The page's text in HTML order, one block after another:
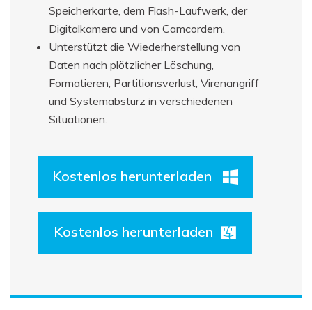
Speicherkarte, dem Flash-Laufwerk, der
Digitalkamera und von Camcordern.
Unterstützt die Wiederherstellung von
Daten nach plötzlicher Löschung,
Formatieren, Partitionsverlust, Virenangriff
und Systemabsturz in verschiedenen
Situationen.
Kostenlos herunterladen
Kostenlos herunterladen